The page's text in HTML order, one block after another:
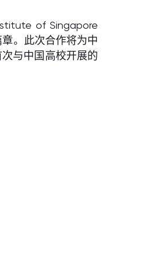
of Singapore
。此次合作将为中
与中国高校开展的